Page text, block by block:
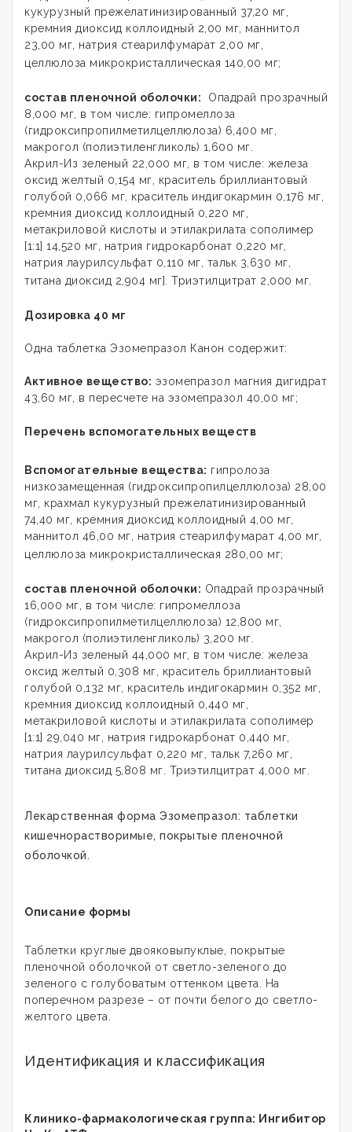
кукурузный прежелатинизированный 37,20 мг,
кремния диоксид коллоидный 2,00 мг, маннитол
23,00 мг, натрия стеарилфумарат 2,00 мг,
целлюлоза микрокристаллическая 140,00 мг;
состав пленочной оболочки: Опадрай прозрачный
8,000 мг, в том числе: гипромеллоза
(гидроксипропилметилцеллюлоза) 6,400 мг,
макрогол (полиэтиленгликоль) 1,600 мг.
Акрил-Из зеленый 22,000 мг, в том числе: железа
оксид желтый 0,154 мг, краситель бриллиантовый
голубой 0,066 мг, краситель индигокармин 0,176 мг,
кремния диоксид коллоидный 0,220 мг,
метакриловой кислоты и этилакрилата сополимер
[1:1] 14,520 мг, натрия гидрокарбонат 0,220 мг,
натрия лаурилсульфат 0,110 мг, тальк 3,630 мг,
титана диоксид 2,904 мг]. Триэтилцитрат 2,000 мг.
Дозировка 40 мг
Одна таблетка Эзомепразол Канон содержит:
Активное вещество: эзомепразол магния дигидрат
43,60 мг, в пересчете на эзомепразол 40,00 мг;
Перечень вспомогательных веществ
Вспомогательные вещества: гипролоза
низкозамещенная (гидроксипропилцеллюлоза) 28,00
мг, крахмал кукурузный прежелатинизированный
74,40 мг, кремния диоксид коллоидный 4,00 мг,
маннитол 46,00 мг, натрия стеарилфумарат 4,00 мг,
целлюлоза микрокристаллическая 280,00 мг;
состав пленочной оболочки: Опадрай прозрачный
16,000 мг, в том числе: гипромеллоза
(гидроксипропилметилцеллюлоза) 12,800 мг,
макрогол (полиэтиленгликоль) 3,200 мг.
Акрил-Из зеленый 44,000 мг, в том числе: железа
оксид желтый 0,308 мг, краситель бриллиантовый
голубой 0,132 мг, краситель индигокармин 0,352 мг,
кремния диоксид коллоидный 0,440 мг,
метакриловой кислоты и этилакрилата сополимер
[1:1] 29,040 мг, натрия гидрокарбонат 0,440 мг,
натрия лаурилсульфат 0,220 мг, тальк 7,260 мг,
титана диоксид 5,808 мг. Триэтилцитрат 4,000 мг.
Лекарственная форма Эзомепразол: таблетки
кишечнорастворимые, покрытые пленочной
оболочкой.
Описание формы
Таблетки круглые двояковыпуклые, покрытые
пленочной оболочкой от светло-зеленого до
зеленого с голубоватым оттенком цвета. На
поперечном разрезе – от почти белого до светло-
желтого цвета.
Идентификация и классификация
Клинико-фармакологическая группа: Ингибитор